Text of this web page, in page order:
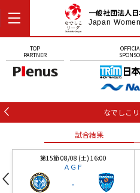
一般社団法人
Japan
TOP
PARTNER
なでしこ
試合結果
第15節 08/08 (土) 16:00
ＡＧＦ
-